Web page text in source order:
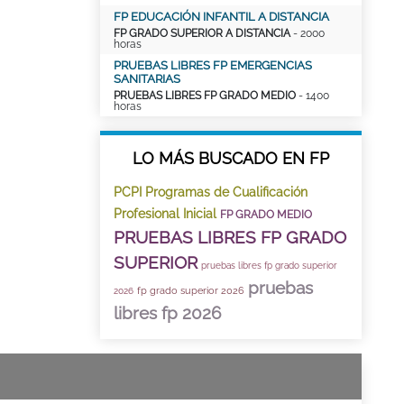
FP EDUCACIÓN INFANTIL A DISTANCIA
FP GRADO SUPERIOR A DISTANCIA- 2000
horas
PRUEBAS LIBRES FP EMERGENCIAS
SANITARIAS
PRUEBAS LIBRES FP GRADO MEDIO - 1400
horas
LO MÁS BUSCADO EN FP
PCPI Programas de Cualificación
Profesional Inicial FP GRADO MEDIO
PRUEBAS LIBRES FP GRADO
SUPERIOR pruebas libres fp grado superior
2026 fp grado superior 2026 pruebas
libres fp 2026